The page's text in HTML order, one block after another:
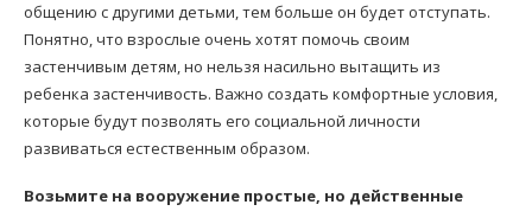
общению с другими детьми, тем больше он будет отступать.
Понятно, что взрослые очень хотят помочь своим
застенчивым детям, но нельзя насильно вытащить из
ребенка застенчивость. Важно создать комфортные условия,
которые будут позволять его социальной личности
развиваться естественным образом.
Возьмите на вооружение простые, но действенные